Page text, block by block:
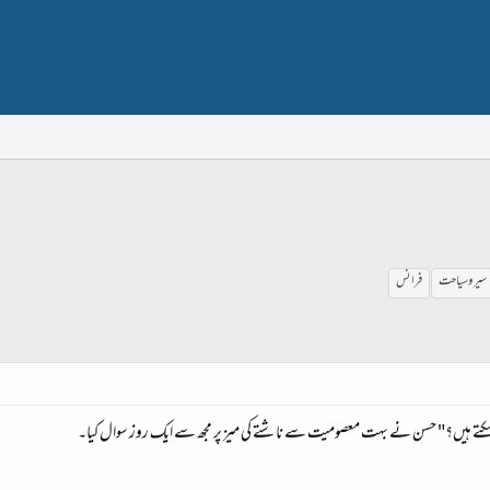
سیر و سیاحت فرانس